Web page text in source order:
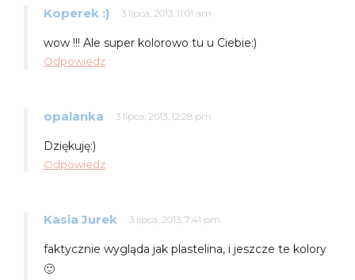
Koperek :) 3 lipca, 2013, 11:01 am
wow !!! Ale super kolorowo tu u Ciebie:)
Odpowiedz
opalanka 3 lipca, 2013, 12:28 pm
Dziękuję:)
Odpowiedz
Kasia Jurek 3 lipca, 2013, 7:41 pm
faktycznie wygląda jak plastelina, i jeszcze te kolory
🙂